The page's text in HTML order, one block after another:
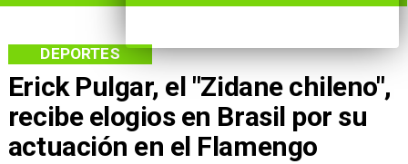
Erick Pulgar, el "Zidane chileno",
recibe elogios en Brasil por su
actuación en el Flamengo
DEPORTES